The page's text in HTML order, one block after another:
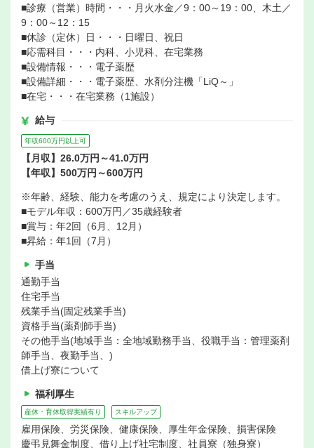
■診療（営業）時間・・・月火水金／9：00～19：00、木土／
9：00～12：15
■休診（定休）日・・・日曜日、祝日
■応需科目・・・内科、小児科、在宅業務
■設備情報・・・電子薬歴
■設備詳細・・・電子薬歴、水剤分注機「LiQ～」
■在宅・・・在宅業務（1施設）
給与
年収600万円以上可
【月収】26.0万円～41.0万円
【年収】500万円～600万円
※年齢、経験、能力を考慮のうえ、規定により決定します。
■モデル年収：600万円／35歳経験者
■賞与：年2回（6月、12月）
■昇給：年1回（7月）
手当
通勤手当
住宅手当
残業手当(固定残業手当)
資格手当(薬剤師手当)
その他手当(地域手当：全地域勤務手当、役職手当：管理薬剤
師手当、夜勤手当、)
借上げ寮について
福利厚生
産休・育休取得実績有り スキルアップ
雇用保険、労災保険、健康保険、厚生年金保険、損害保険
慶弔見舞金制度、借り上げ社宅制度、社員寮（独身寮）